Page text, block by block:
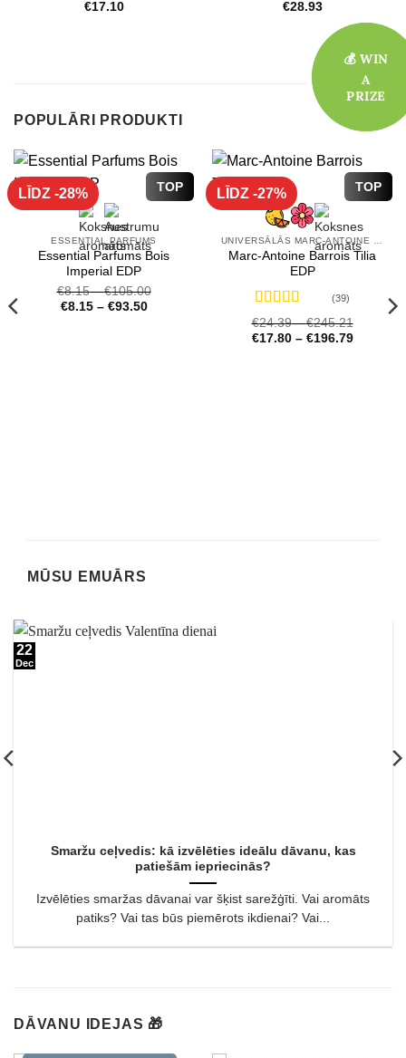
€17.10 €28.93
POPULĀRI PRODUKTI
TOP
LĪDZ -28%
ESSENTIAL PARFUMS
Essential Parfums Bois
Imperial EDP
€8.15–€105.00
€8.15– €93.50
TOP
LĪDZ -27%
Marc-Antoine Barrois Tilia
EDP
Novērtēts
ar4.72 no 5
(39)
€24.39–€245.21
€17.80– €196.79
MŪSU EMUĀRS
Smaržu ceļvedis: kā izvēlēties ideālu dāvanu, kas
patiešām iepriecinās?
Izvēlēties smaržas dāvanai var šķist sarežģīti. Vai aromāts
patiks? Vai tas būs piemērots ikdienai? Vai...
22
Dec
DĀVANU IDEJAS 🎁
💰 WIN
A
PRIZE
💰 WIN
A
PRIZE